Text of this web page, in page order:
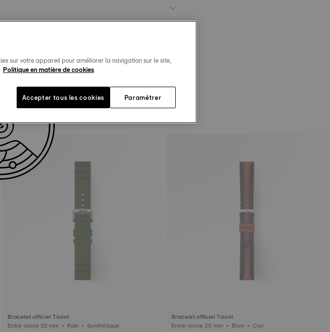
similaires
Bracelet officiel Tissot
Entre-corne 22 mm • Kaki • Synthétique
Bracelet officiel Tissot
Entre-corne 20 mm • Brun • Cuir
sur votre appareil pour améliorer la navigation sur le site,
Politique en matière de cookies
Paramétrer
Accepter tous les cookies